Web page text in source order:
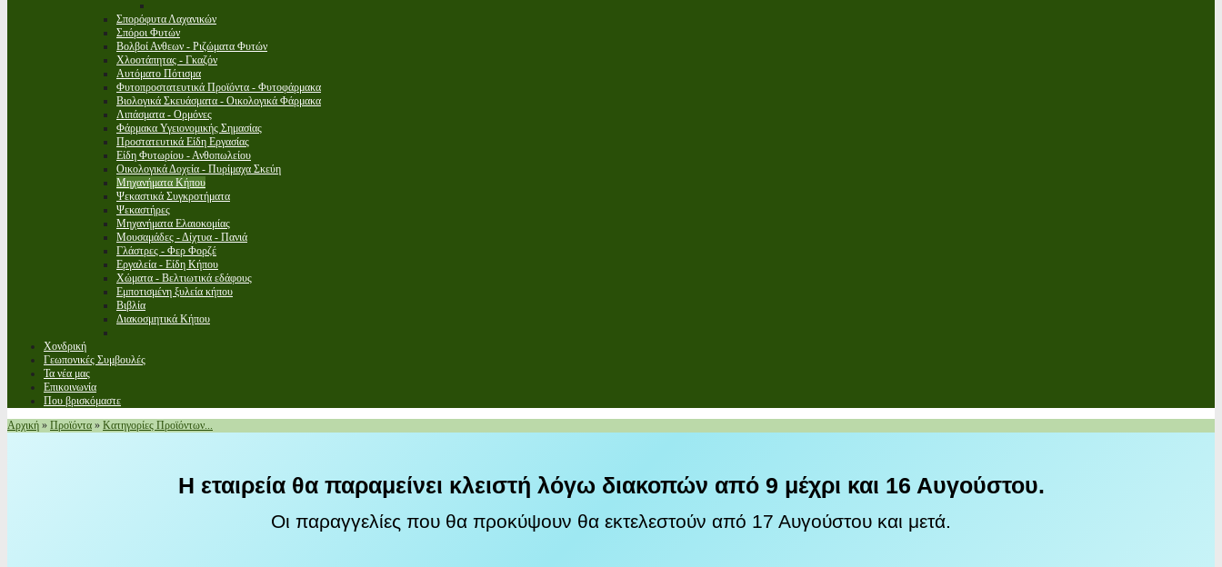
Σπορόφυτα Λαχανικών
Σπόροι Φυτών
Βολβοί Ανθεων - Ριζώματα Φυτών
Χλοοτάπητας - Γκαζόν
Αυτόματο Πότισμα
Φυτοπροστατευτικά Προϊόντα - Φυτοφάρμακα
Βιολογικά Σκευάσματα - Οικολογικά Φάρμακα
Λιπάσματα - Ορμόνες
Φάρμακα Υγειονομικής Σημασίας
Προστατευτικά Είδη Εργασίας
Είδη Φυτωρίου - Ανθοπωλείου
Οικολογικά Δοχεία - Πυρίμαχα Σκεύη
Μηχανήματα Κήπου
Ψεκαστικά Συγκροτήματα
Ψεκαστήρες
Μηχανήματα Ελαιοκομίας
Μουσαμάδες - Δίχτυα - Πανιά
Γλάστρες - Φερ Φορζέ
Εργαλεία - Είδη Κήπου
Χώματα - Βελτιωτικά εδάφους
Εμποτισμένη ξυλεία κήπου
Βιβλία
Διακοσμητικά Κήπου
Χονδρική
Γεωπονικές Συμβουλές
Τα νέα μας
Επικοινωνία
Που βρισκόμαστε
Αρχική » Προϊόντα » Κατηγορίες Προϊόντων...
Η εταιρεία θα παραμείνει κλειστή λόγω διακοπών από 9 μέχρι και 16 Αυγούστου.
Οι παραγγελίες που θα προκύψουν θα εκτελεστούν από 17 Αυγούστου και μετά.